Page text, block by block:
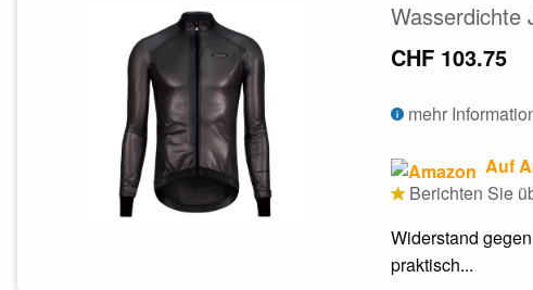
Wasserdichte
CHF 103.75
mehr
Auf
Berichten Sie
Widerstand
praktisch...